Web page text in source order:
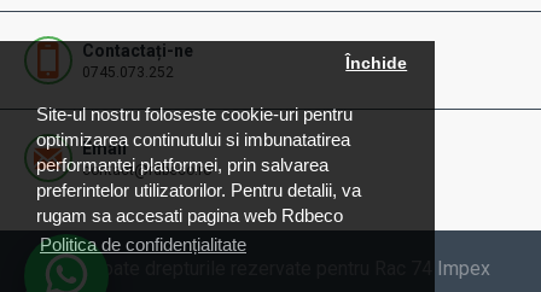
Site-ul nostru foloseste cookie-uri pentru
optimizarea continutului si imbunatatirea
performantei platformei, prin salvarea
preferintelor utilizatorilor. Pentru detalii, va
rugam sa accesati pagina web Rdbeco
Politica de confidențialitate
Închide
Contactați-ne
0745.073.252
Email
contact@rdbeco.ro
© 2025 Toate drepturile rezervate pentru Rac 74 Impex